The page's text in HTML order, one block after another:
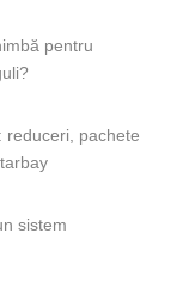
pentru
reduceri, pachete
sistem